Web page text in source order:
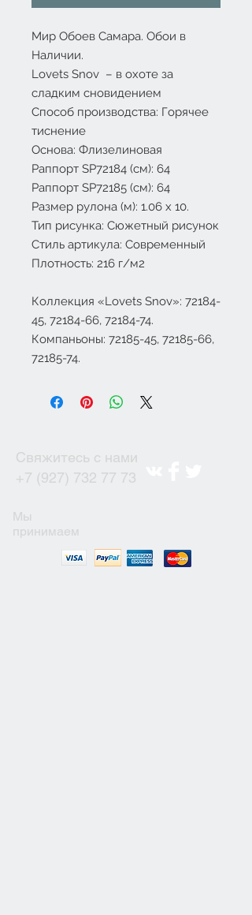
Мир Обоев Самара. Обои в
Наличии.
Lovets Snov – в охоте за
сладким сновидением
Способ производства: Горячее
тиснение
Основа: Флизелиновая
Раппорт SP72184 (см): 64
Раппорт SP72185 (см): 64
Размер рулона (м): 1.06 x 10.
Тип рисунка: Сюжетный рисунок
Стиль артикула: Современный
Плотность: 216 г/м2
Коллекция «Lovets Snov»: 72184-
45, 72184-66, 72184-74.
Компаньоны: 72185-45, 72185-66,
72185-74.
Свяжитесь с нами
+7 (927) 732 77 73
Мы
принимаем